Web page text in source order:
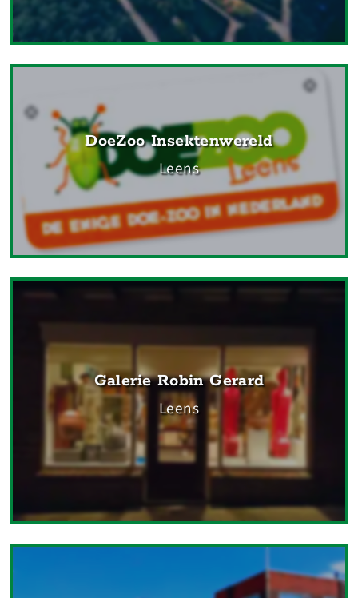
DoeZoo Insektenwereld
Leens
Galerie Robin Gerard
Leens